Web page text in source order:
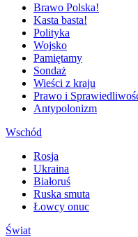
Brawo Polska!
Kasta basta!
Polityka
Wojsko
Pamiętamy
Sondaż
Wieści z kraju
Prawo i
Antypolonizm
Wschód
Rosja
Ukraina
Białoruś
Ruska smuta
Łowcy onuc
Świat